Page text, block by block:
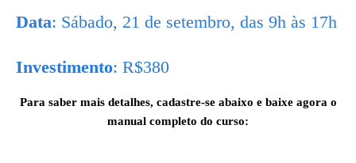
Data: Sábado, 21 de setembro, das 9h às 17h
Investimento: R$380
Para saber mais detalhes, cadastre-se abaixo e baixe agora o
manual completo do curso: